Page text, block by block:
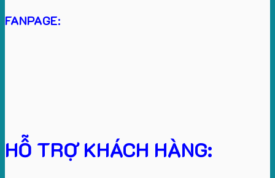
FANPAGE:
HỖ TRỢ KHÁCH HÀNG: